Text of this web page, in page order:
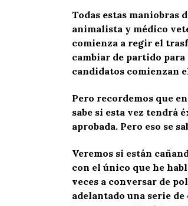
Todas estas maniobras
animalista y médico
comienza a regir el
cambiar de partido
candidatos comienzan
Pero recordemos que
sabe si esta vez tendrá
aprobada. Pero eso se
Veremos si están
con el único que he
veces a conversar de
adelantado una serie